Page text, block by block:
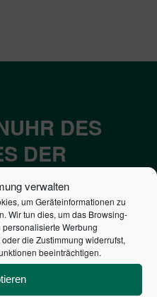
verwalten
um Geräteinformationen zu
Wir tun dies, um das Browsing-
Werbung
die Zustimmung widerrufst,
beeinträchtigen.
DES
DER
€